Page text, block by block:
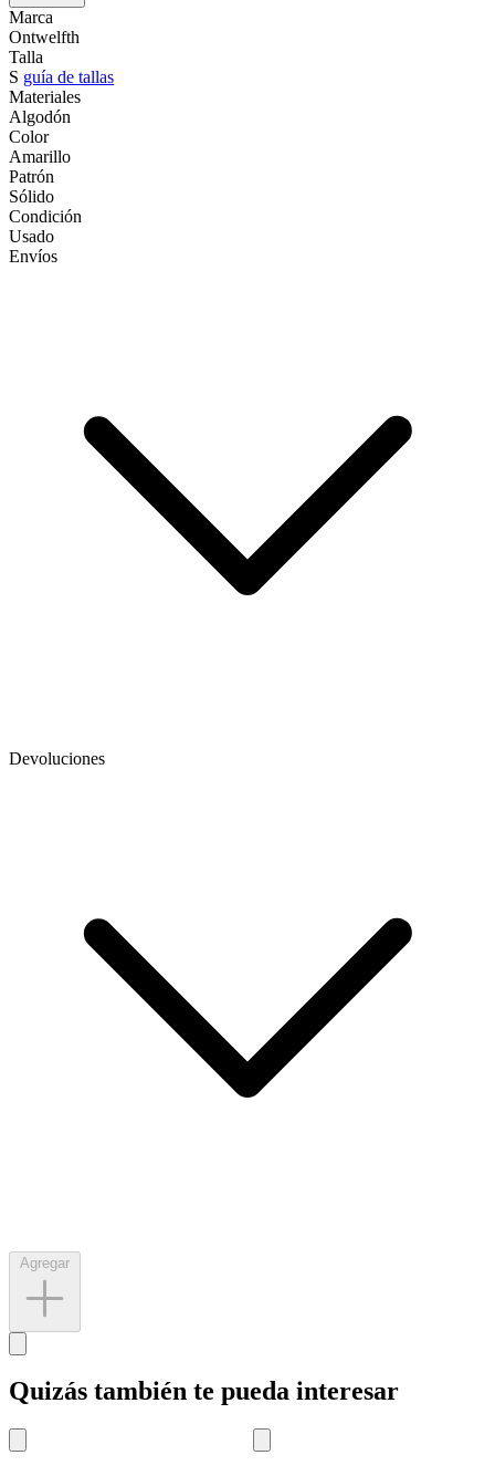
Marca
Ontwelfth
Talla
S guía de tallas
Materiales
Algodón
Color
Amarillo
Patrón
Sólido
Condición
Usado
Envíos
Devoluciones
Quizás también te pueda interesar